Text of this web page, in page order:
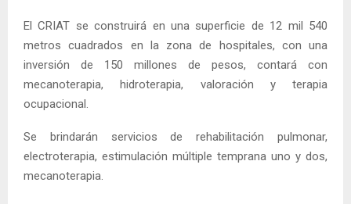
El CRIAT se construirá en una superficie de 12 mil 540
metros cuadrados en la zona de hospitales, con una
inversión de 150 millones de pesos, contará con
mecanoterapia, hidroterapia, valoración y terapia
ocupacional.
Se brindarán servicios de rehabilitación pulmonar,
electroterapia, estimulación múltiple temprana uno y dos,
mecanoterapia.